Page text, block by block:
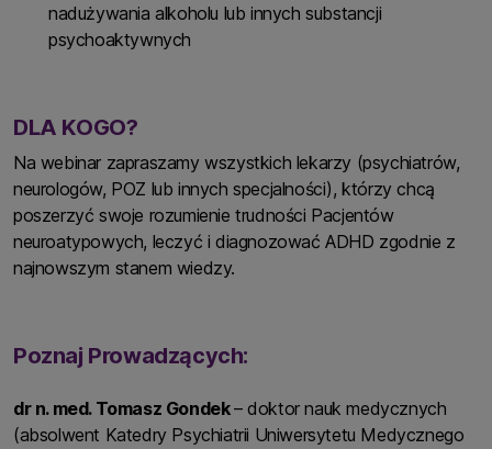
nadużywania alkoholu lub innych substancji
psychoaktywnych
DLA KOGO?
Na webinar zapraszamy wszystkich lekarzy (psychiatrów,
neurologów, POZ lub innych specjalności), którzy chcą
poszerzyć swoje rozumienie trudności Pacjentów
neuroatypowych, leczyć i diagnozować ADHD zgodnie z
najnowszym stanem wiedzy.
Poznaj Prowadzących:
dr n. med. Tomasz Gondek– doktor nauk medycznych
(absolwent Katedry Psychiatrii Uniwersytetu Medycznego